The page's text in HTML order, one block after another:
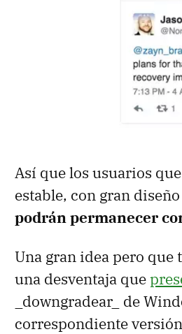
Así que los usuarios
estable, con gran
podrán permanecer
Una gran idea pero que
una desventaja que
_downgradear_ de
correspondiente